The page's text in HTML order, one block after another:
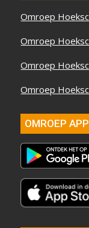
Omroep
Omroep
Omroep
Omroep
OMROEP APP